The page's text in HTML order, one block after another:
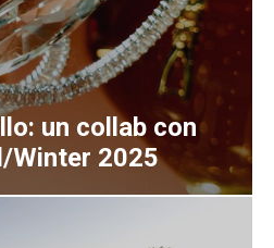
un collab con
Winter 2025